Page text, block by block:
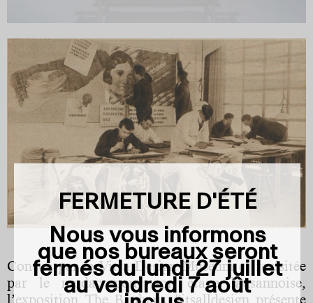
Conçue par le Vitra Design Museum et revisitée
par le mudac pour son étape lausannoise,
l’exposition The Bauhaus #itsalldesign présente
FERMETURE D'ÉTÉ
Nous vous informons
que nos bureaux seront
fermés dulundi 27 juillet
au vendredi 7 août